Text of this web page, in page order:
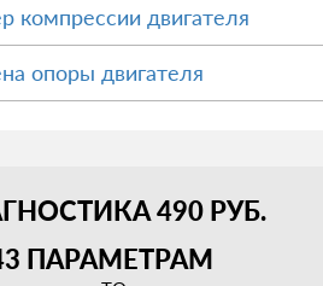
компрессии двигателя
опоры двигателя
490 РУБ.
ПАРАМЕТРАМ